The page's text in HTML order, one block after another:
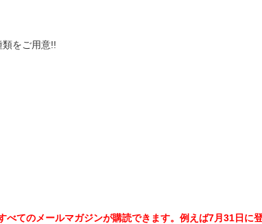
をご用意!!
べてのメールマガジンが購読できます。例えば7月31日に